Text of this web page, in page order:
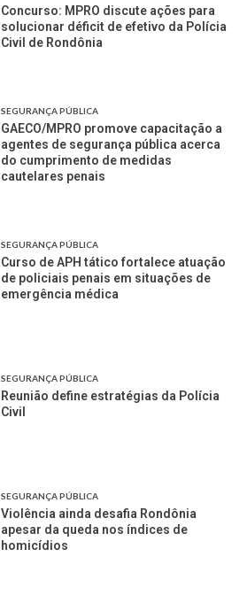
Concurso: MPRO discute ações para
solucionar déficit de efetivo da Polícia
Civil de Rondônia
SEGURANÇA PÚBLICA
GAECO/MPRO promove capacitação a
agentes de segurança pública acerca
do cumprimento de medidas
cautelares penais
SEGURANÇA PÚBLICA
Curso de APH tático fortalece atuação
de policiais penais em situações de
emergência médica
SEGURANÇA PÚBLICA
Reunião define estratégias da Polícia
Civil
SEGURANÇA PÚBLICA
Violência ainda desafia Rondônia
apesar da queda nos índices de
homicídios